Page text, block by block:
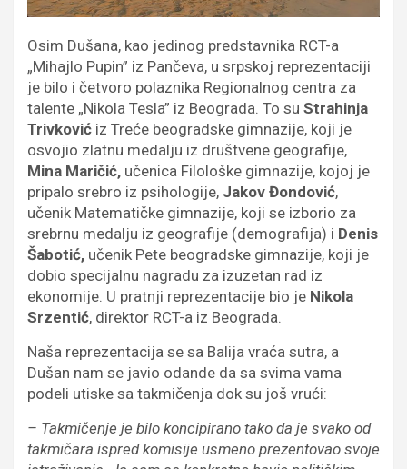
Osim Dušana, kao jedinog predstavnika RCT-a
„Mihajlo Pupin” iz Pančeva, u srpskoj reprezentaciji
je bilo i četvoro polaznika Regionalnog centra za
talente „Nikola Tesla” iz Beograda. To su Strahinja
Trivković iz Treće beogradske gimnazije, koji je
osvojio zlatnu medalju iz društvene geografije,
Mina Maričić, učenica Filološke gimnazije, kojoj je
pripalo srebro iz psihologije, Jakov Đondović,
učenik Matematičke gimnazije, koji se izborio za
srebrnu medalju iz geografije (demografija) i Denis
Šabotić, učenik Pete beogradske gimnazije, koji je
dobio specijalnu nagradu za izuzetan rad iz
ekonomije. U pratnji reprezentacije bio je Nikola
Srzentić, direktor RCT-a iz Beograda.
Naša reprezentacija se sa Balija vraća sutra, a
Dušan nam se javio odande da sa svima vama
podeli utiske sa takmičenja dok su još vrući:
– Takmičenje je bilo koncipirano tako da je svako od
takmičara ispred komisije usmeno prezentovao svoje